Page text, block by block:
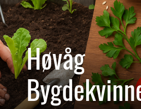
Høvåg